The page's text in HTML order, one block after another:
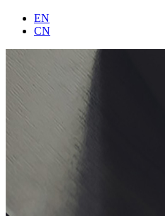
EN
CN